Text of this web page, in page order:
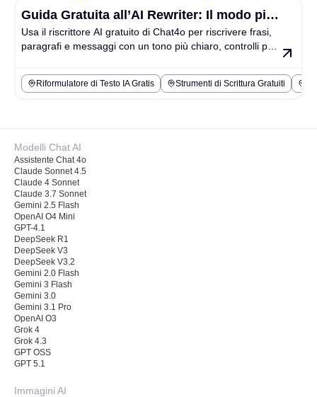
Guida Gratuita all’AI Rewriter: Il modo più
semplice per riscrivere testi su Chat4o AI
Usa il riscrittore AI gratuito di Chat4o per riscrivere frasi,
paragrafi e messaggi con un tono più chiaro, controlli più
Riformulatore di Testo IA Gratis Strumenti di Scrittura Gratuiti
Modelli Chat AI
Assistente Chat 4o
Claude Sonnet 4.5
Claude 4 Sonnet
Claude 3.7 Sonnet
Gemini 2.5 Flash
OpenAI O4 Mini
GPT-4.1
DeepSeek R1
DeepSeek V3
DeepSeek V3.2
Gemini 2.0 Flash
Gemini 3 Flash
Gemini 3.0
Gemini 3.1 Pro
OpenAI O3
Grok 4
Grok 4.3
GPT OSS
GPT 5.1
Immagini AI